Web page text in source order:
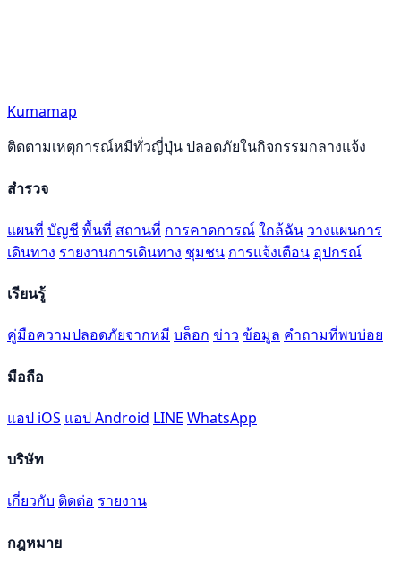
Kumamap
ติดตามเหตุการณ์หมีทั่วญี่ปุ่น ปลอดภัยในกิจกรรมกลางแจ้ง
สำรวจ
แผนที่ บัญชี พื้นที่ สถานที่ การคาดการณ์ใกล้ฉัน วางแผนการ
เดินทาง รายงานการเดินทาง ชุมชน การแจ้งเตือน อุปกรณ์
เรียนรู้
คู่มือความปลอดภัยจากหมี บล็อก ข่าว ข้อมูล คำถามที่พบบ่อย
มือถือ
แอป iOS แอป Android LINE WhatsApp
บริษัท
เกี่ยวกับ ติดต่อ รายงาน
กฎหมาย